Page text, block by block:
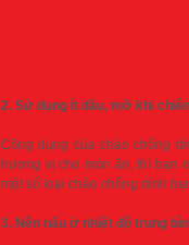
2. Sử dụng ít dầu, mỡ khi
Công dụng của chảo chống
hương vị cho món ăn, thì bạn
một số loại chảo chống dính
3. Nên nấu ở nhiệt độ trung